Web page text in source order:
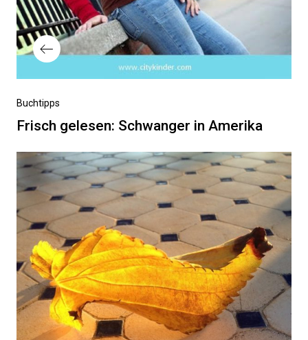
Vorheriger
Beitrag
Buchtipps
Frisch gelesen: Schwanger in Amerika